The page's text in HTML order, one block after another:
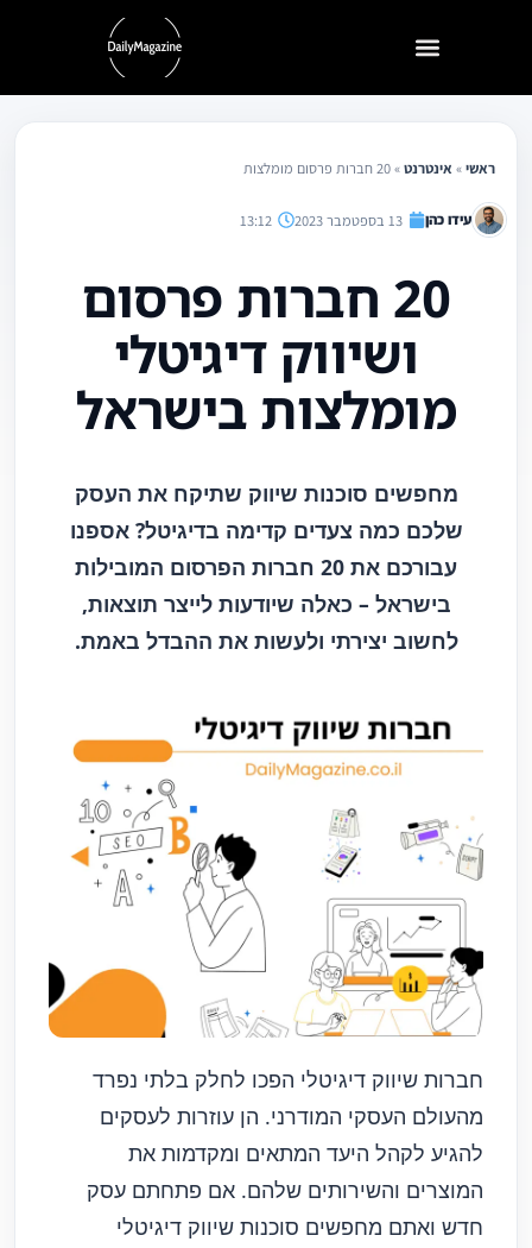
ראשי» אינטרנט»20 חברות פרסום מומלצות
עידו כהן 13 בספטמבר 2023 13:12
20 חברות פרסום
ושיווק דיגיטלי
מומלצות בישראל
מחפשים סוכנות שיווק שתיקח את העסק
שלכם כמה צעדים קדימה בדיגיטל? אספנו
עבורכם את 20 חברות הפרסום המובילות
בישראל – כאלה שיודעות לייצר תוצאות,
לחשוב יצירתי ולעשות את ההבדל באמת.
חברות שיווק דיגיטלי הפכו לחלק בלתי נפרד
מהעולם העסקי המודרני. הן עוזרות לעסקים
להגיע לקהל היעד המתאים ומקדמות את
המוצרים והשירותים שלהם. אם פתחתם עסק
חדש ואתם מחפשים סוכנות שיווק דיגיטלי